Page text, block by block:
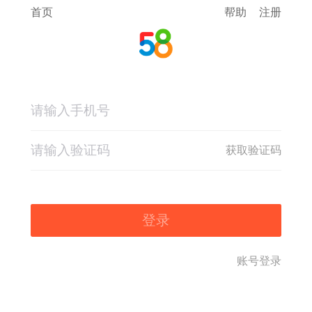
首页 帮助 注册
获取验证码
登录
账号登录